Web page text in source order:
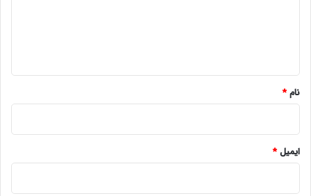
نام*
ایمیل*